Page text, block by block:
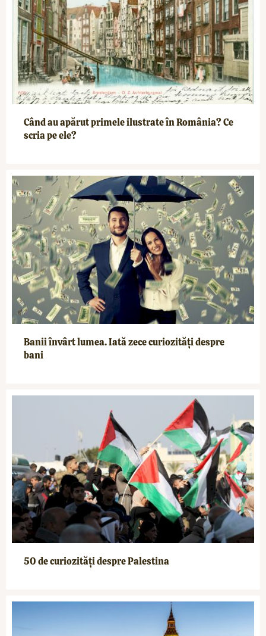
Când au apărut primele ilustrate în România? Ce
scria pe ele?
Banii învârt lumea. Iată zece curiozități despre
bani
50 de curiozități despre Palestina